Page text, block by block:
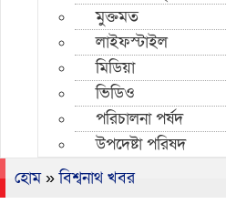
মুক্তমত
লাইফস্টাইল
মিডিয়া
ভিডিও
পরিচালনা পর্ষদ
উপদেষ্টা পরিষদ
হোম»বিশ্বনাথ খবর